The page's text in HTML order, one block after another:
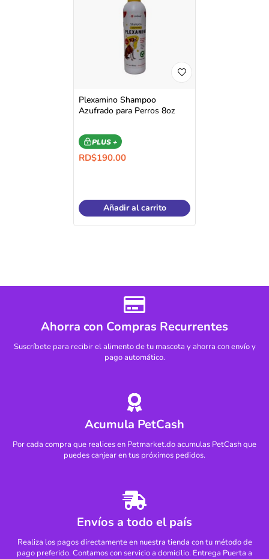
Plexamino Shampoo
Azufrado para Perros 8oz
PLUS +
RD$190.00
Añadir al carrito
Ahorra con Compras Recurrentes
Suscríbete para recibir el alimento de tu mascota y ahorra con envío y
pago automático.
Acumula PetCash
Por cada compra que realices en Petmarket.do acumulas PetCash que
puedes canjear en tus próximos pedidos.
Envíos a todo el país
Realiza los pagos directamente en nuestra tienda con tu método de
pago preferido. Contamos con servicio a domicilio. Entrega Puerta a